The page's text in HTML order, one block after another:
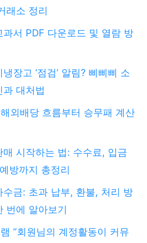
래소 정리
과서 PDF 다운로드 및 열람 방
장고 ‘점검’ 알림? 삐삐삐 소
과 대처법
외배당 흐름부터 승무패 계산
매 시작하는 법: 수수료, 입금
방까지 총정리
수금: 초과 납부, 환불, 처리 방
번에 알아보기
“회원님의 계정활동이 커뮤